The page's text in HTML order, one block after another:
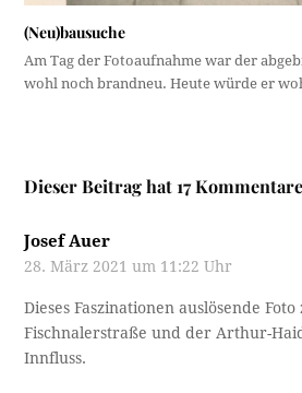
(Neu)bausuche
Am Tag der Fotoaufnahme war der
wohl noch brandneu. Heute würde er
Dieser Beitrag hat 17 Kommentare
Josef Auer
28. März 2021 um 11:22 Uhr
Dieses Faszinationen auslösende
Fischnalerstraße und der Arthur-
Innfluss.